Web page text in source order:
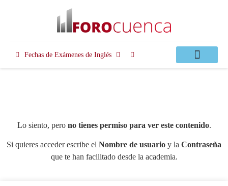
Fechas de Exámenes de Inglés
Lo siento, perono tienes permiso para ver este contenido.
Si quieres acceder escribe el Nombre de usuario y la Contraseña
que te han facilitado desde la academia.